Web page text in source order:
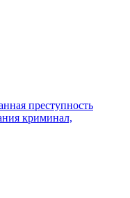
преступность
криминал,